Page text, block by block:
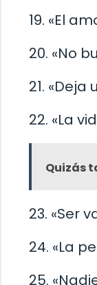
19. «El
20. «No
21.
22. «La
Quizás
23. «Ser
24. «La
25.